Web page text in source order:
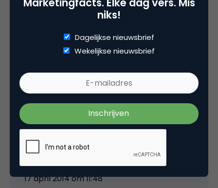
Annelies Verhelst
Fijn stuk Ingrid! Alleen, het maken van met
je dit niet zelf kunt. Hoe pak je dat dan aan?
17 april 2014 om 11:48
niks!
Dagelijkse nieuwsbrief
Wekelijkse nieuwsbrief